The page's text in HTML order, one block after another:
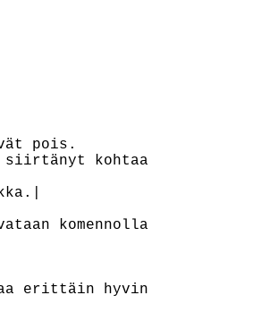
pois.
kohtaa
komennolla
erittäin hyvin